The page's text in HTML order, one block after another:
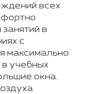
всех
в
с
максимально
учебных
окна.